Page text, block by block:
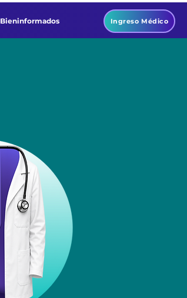
Bieninformados Ingreso Médico